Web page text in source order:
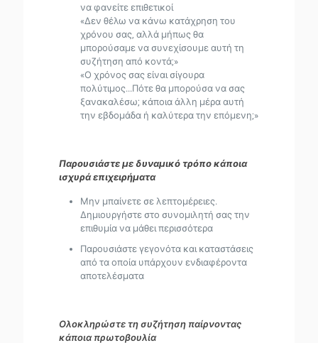
να φανείτε επιθετικοί
«Δεν θέλω να κάνω κατάχρηση του
χρόνου σας, αλλά μήπως θα
μπορούσαμε να συνεχίσουμε αυτή τη
συζήτηση από κοντά;»
«Ο χρόνος σας είναι σίγουρα
πολύτιμος...Πότε θα μπορούσα να σας
ξανακαλέσω; κάποια άλλη μέρα αυτή
την εβδομάδα ή καλύτερα την επόμενη;»
Παρουσιάστε με δυναμικό τρόπο κάποια
ισχυρά επιχειρήματα
Μην μπαίνετε σε λεπτομέρειες.
Δημιουργήστε στο συνομιλητή σας την
επιθυμία να μάθει περισσότερα
Παρουσιάστε γεγονότα και καταστάσεις
από τα οποία υπάρχουν ενδιαφέροντα
αποτελέσματα
Ολοκληρώστε τη συζήτηση παίρνοντας
κάποια πρωτοβουλία